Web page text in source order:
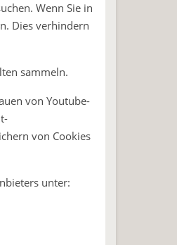
Wenn Sie in
Dies verhindern
sammeln.
von Youtube-
von Cookies
unter: